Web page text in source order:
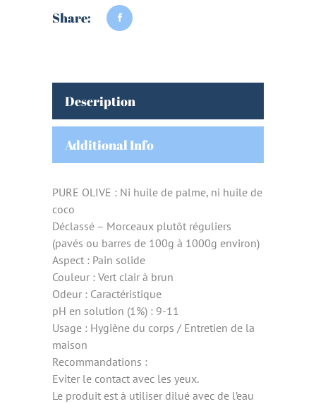
Share:
Description
Additional Info
PURE OLIVE : Ni huile de palme, ni huile de
coco
Déclassé – Morceaux plutôt réguliers
(pavés ou barres de 100g à 1000g environ)
Aspect : Pain solide
Couleur : Vert clair à brun
Odeur : Caractéristique
pH en solution (1%) : 9-11
Usage : Hygiène du corps / Entretien de la
maison
Recommandations :
Eviter le contact avec les yeux.
Le produit est à utiliser dilué avec de l’eau